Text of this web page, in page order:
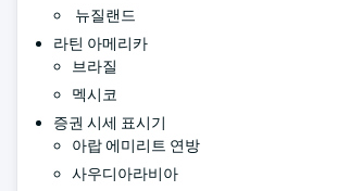
뉴질랜드
라틴 아메리카
브라질
멕시코
증권 시세 표시기
아랍 에미리트 연방
사우디아라비아